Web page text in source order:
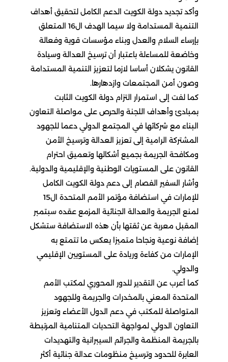
وأكد تجديد دولة الكويت الدعم الكامل لتحقيق أهداف
التنمية المستدامة ولا سيما الهدف ال16 المتعلق
بإرساء السلام والعدل وبناء مؤسسات قوية وفعالة
وخاضعة للمساءلة باعتبار أن ترسيخ العدالة وسيادة
القانون يشكلان أساسا لازما لتعزيز التنمية المستدامة
وصون أمن المجتمعات وازدهارها.
كما لفت إلى استمرار التزام دولة الكويت الثابت
بمبادئ وأهداف اللجنة والحرص على مواصلة التعاون
البناء مع شركائها في المجتمع الدولي دعما للجهود
المشتركة الرامية إلى تعزيز العدالة وترسيخ الأمن
ومكافحة الجريمة بجميع أشكالها وتعميق احترام
القانون على المستويات الوطنية والإقليمية والدولية.
وأشار السفير الفصام إلى دعم دولة الكويت الكامل
للإمارات في استضافة مؤتمر الأمم المتحدة ال15
لمنع الجريمة والعدالة الجنائية المزمع عقده سبتمبر
المقبل معربة عن ثقتها بأن هذه الاستضافة ستشكل
إضافة نوعية ونجاحا متميزا يعكس ما تتمتع به
الإمارات من كفاءة وريادة على المستويين الإقليمي
والدولي.
كما أعرب عن التقدير للدور المحوري لمكتب الأمم
المتحدة المعني بالمخدرات والجريمة وللجهود
المتواصلة للمكتب في دعم الدول الأعضاء وتعزيز
التعاون الدولي لمواجهة التحديات المتنامية المرتبطة
بالجريمة المنظمة والجرائم السيبرانية والتهديدات
العابرة للحدود وترسيخ منظومات عدالة جنائية أكثر